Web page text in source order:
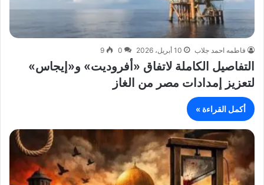
فاطمه احمد جلاب 10 أبريل، 2026 0
9
التفاصيل الكاملة لاتفاق «أفروديت» و«إيجاس»
لتعزيز إمدادات مصر من الغاز
أكمل القراءة »